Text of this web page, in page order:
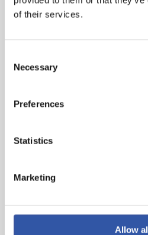
of their services.
Selection
Necessary
Preferences
Statistics
Marketing
Allow